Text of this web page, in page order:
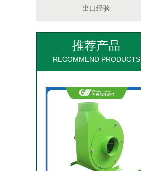
出口经验
推荐产品
RECOMMEND PRODUCTS
大型方木多片锯
高速风机